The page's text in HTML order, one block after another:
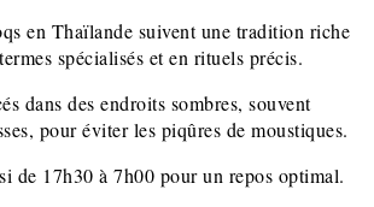
en Thaïlande suivent une tradition riche
spécialisés et en rituels précis.
dans des endroits sombres, souvent
pour éviter les piqûres de moustiques.
de 17h30 à 7h00 pour un repos optimal.